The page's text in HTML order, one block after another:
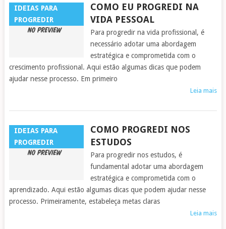
IDEIAS PARA
PROGREDIR
COMO EU PROGREDI NA
VIDA PESSOAL
Para progredir na vida profissional, é
necessário adotar uma abordagem
estratégica e comprometida com o
crescimento profissional. Aqui estão algumas dicas que podem
ajudar nesse processo. Em primeiro
Leia mais
IDEIAS PARA
PROGREDIR
COMO PROGREDI NOS
ESTUDOS
Para progredir nos estudos, é
fundamental adotar uma abordagem
estratégica e comprometida com o
aprendizado. Aqui estão algumas dicas que podem ajudar nesse
processo. Primeiramente, estabeleça metas claras
Leia mais